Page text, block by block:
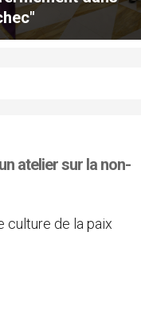
atelier sur la non-
culture de la paix